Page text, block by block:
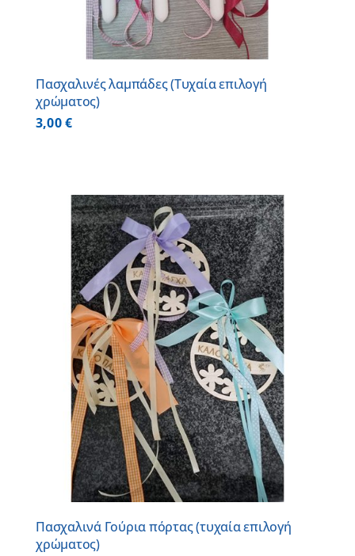
Πασχαλινές λαμπάδες (Τυχαία επιλογή
χρώματος)
3,00€
Πασχαλινά Γούρια πόρτας (τυχαία επιλογή
χρώματος)